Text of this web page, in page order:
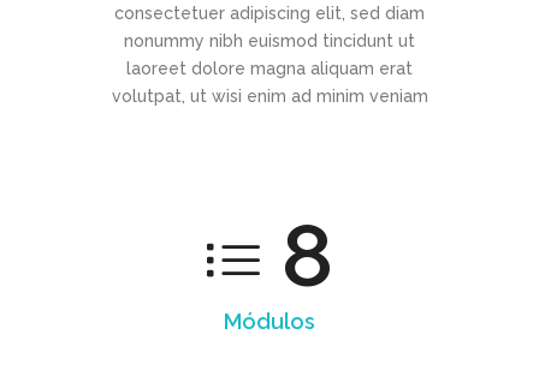
consectetuer adipiscing elit, sed diam
nonummy nibh euismod tincidunt ut
laoreet dolore magna aliquam erat
volutpat, ut wisi enim ad minim veniam
8
Módulos